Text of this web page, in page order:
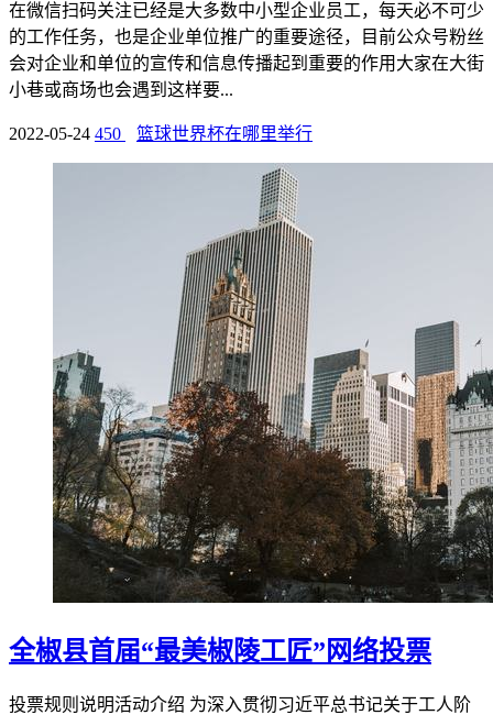
在微信扫码关注已经是大多数中小型企业员工，每天必不可少
的工作任务，也是企业单位推广的重要途径，目前公众号粉丝
会对企业和单位的宣传和信息传播起到重要的作用大家在大街
小巷或商场也会遇到这样要...
2022-05-24 450 篮球世界杯在哪里举行
全椒县首届“最美椒陵工匠”网络投票
投票规则说明活动介绍 为深入贯彻习近平总书记关于工人阶